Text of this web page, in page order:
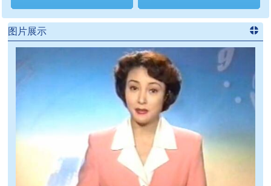
>>
图片展示
建信息